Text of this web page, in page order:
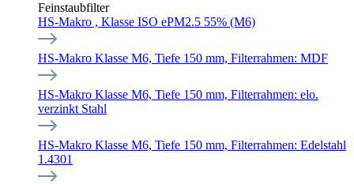
Feinstaubfilter
HS-Makro , Klasse ISO ePM2.5 55% (M6)
HS-Makro Klasse M6, Tiefe 150 mm, Filterrahmen: MDF
HS-Makro Klasse M6, Tiefe 150 mm, Filterrahmen: elo.
verzinkt Stahl
HS-Makro Klasse M6, Tiefe 150 mm, Filterrahmen: Edelstahl
1.4301